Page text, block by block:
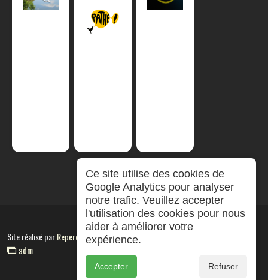
Site réalisé parRepereCom
adm
Ce site utilise des cookies de
Google Analytics pour analyser
notre trafic. Veuillez accepter
l'utilisation des cookies pour nous
aider à améliorer votre
expérience.
Accepter Refuser